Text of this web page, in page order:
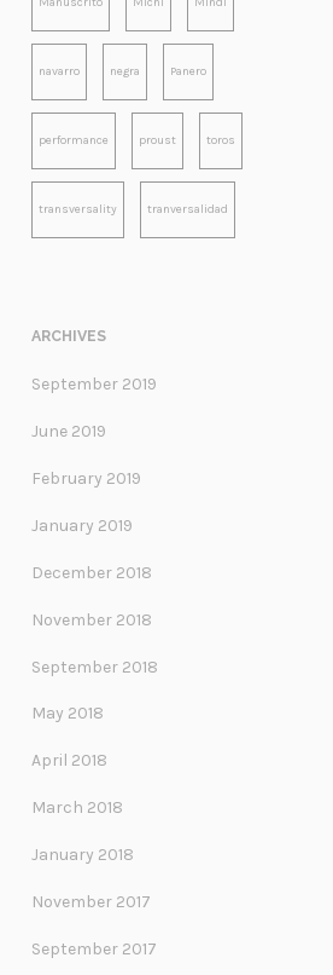
navarro negra Panero
performance proust toros
transversality tranversalidad
ARCHIVES
September 2019
June 2019
February 2019
January 2019
December 2018
November 2018
September 2018
May 2018
April 2018
March 2018
January 2018
November 2017
September 2017